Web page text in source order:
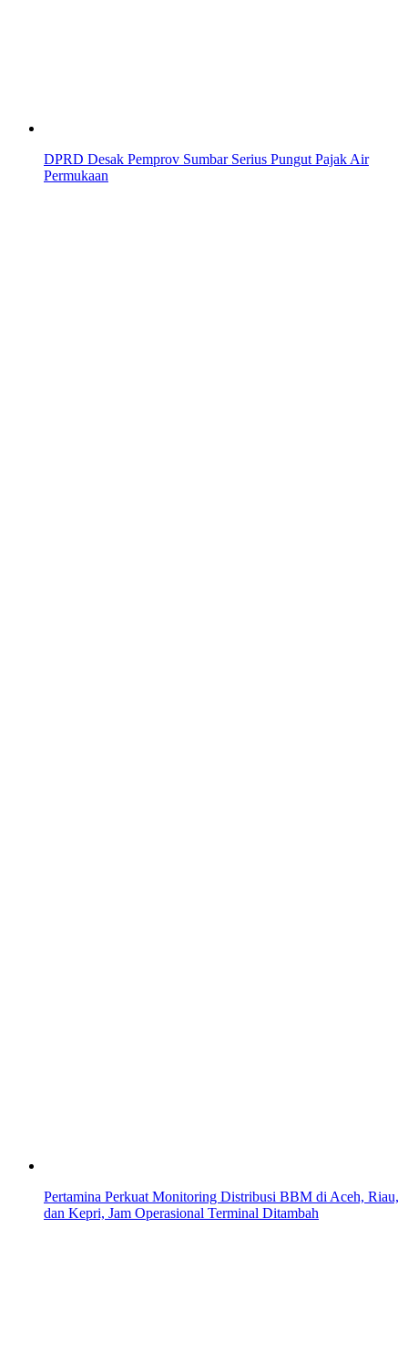
DPRD Desak Pemprov Sumbar Serius Pungut Pajak Air
Permukaan
Pertamina Perkuat Monitoring Distribusi BBM di Aceh, Riau,
dan Kepri, Jam Operasional Terminal Ditambah